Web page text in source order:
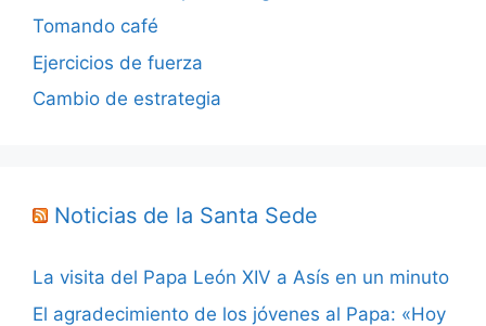
Tomando café
Ejercicios de fuerza
Cambio de estrategia
Noticias de la Santa Sede
La visita del Papa León XIV a Asís en un minuto
El agradecimiento de los jóvenes al Papa: «Hoy